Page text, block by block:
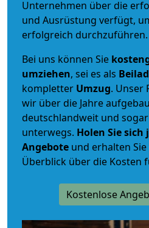
Unternehmen über die
und Ausrüstung verfügt,
erfolgreich durchzuführen.
Bei uns können Sie
umziehen, sei es als
kompletter Umzug. Unser
wir über die Jahre
deutschlandweit und
unterwegs. Holen Sie
Angebote und erhalten
Überblick über die Kosten
Kostenlose